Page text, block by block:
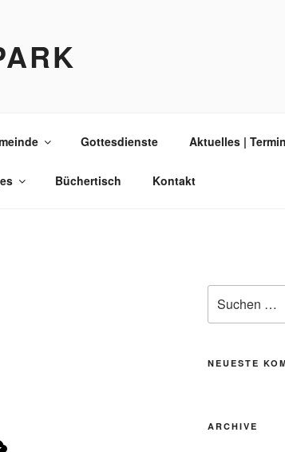
Gottesdienste Aktuelles |
Büchertisch Kontakt
nach:
NEUESTE
ARCHIVE